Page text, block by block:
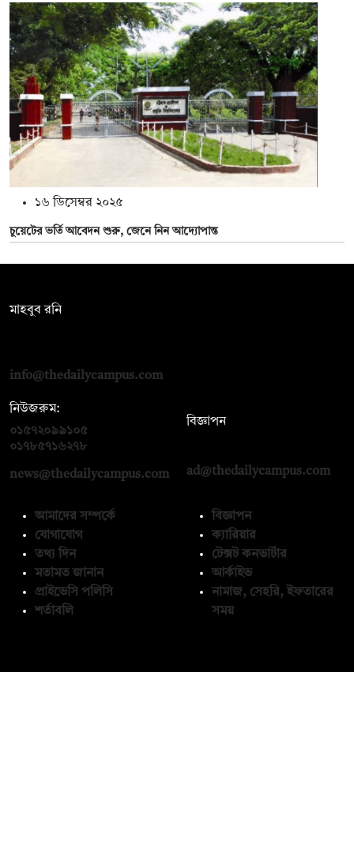
১৬ ডিসেম্বর ২০২৫
চুয়েটের ভর্তি আবেদন শুরু, জেনে নিন আদ্যোপান্ত
মাহবুব রনি
info@thedailycampus.com
নিউজরুম:
০১৫৭২০৯৯১০৫
০১৭৮৫৭১৬২৭৮
news@thedailycampus.com
বিজ্ঞাপন
ad@thedailycampus.com
আমাদের সম্পর্কে
যোগাযোগ
তথ্য দিন
মতামত জানান
প্রাইভেসি পলিসি
শর্তাবলি
বিজ্ঞাপন
ক্যারিয়ার
টেক্সট কনভার্টার
আর্কাইভ
নামাজ, সেহরি, ইফতারের
সময়